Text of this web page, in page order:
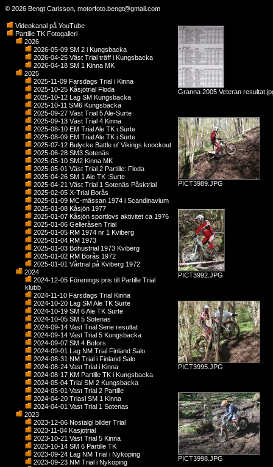
© 2026 Bengt Carlsson, motorfoto.bengt@gmail.com
Videokanal på YouTube
Partille TK Fotogalleri
2026
2026-05-09 SM 2 i Kungsbacka
2026-04-25 Väst Trial träff i Kungsbacka
2026-04-18 SM 1 Kinna MK
2025
2025-11-09 Farsdags Trial i Kinna
2025-10-25 Kåsjötrial Floda
2025-10-12 Lag SM Kungsbacka
2025-10-11 SM6 Kungsbacka
2025-09-27 Väst Trial 5 Ale-Surte
2025-09-13 Väst Trial 4 Kinna
2025-08-10 EM Trial Ale TK i Surte
2025-08-09 EM Trial Ale TK i Surte
2025-07-12 Bulycke Battle of Vikings knockout
2025-06-28 SM3 Sotenäs
2025-05-10 SM2 Kinna MK
2025-05-01 Väst Trial 2 Partille: Floda
2025-04-26 SM 1 Ale TK :Surte
2025-04-21 Väst Trial 1 Sotenäs Påsktrial
2025-02-05 X-Trial Borås
2025-01-09 MC-mässan 1974 i Scandinavium
2025-01-08 Kåsjön 1977
2025-01-07 Kåsjön sportlovs aktivitet ca 1976
2025-01-06 Gelleråsen Trial
2025-01-05 RM 1974 nr 1 Kviberg
2025-01-04 RM 1973
2025-01-03 Bohustrial 1973 Kviberg
2025-01-02 RM Borås 1972
2025-01-01 Vårtrial på Kviberg 1972
2024
2024-12-05 Förenings pris till Partille Trial
klubb
2024-11-10 Farsdags Trial Kinna
2024-10-20 Lag SM Ale TK Surte
2024-10-19 SM 6 Ale TK Surte
2024-10-05 SM 5 Sotenas
2024-09-14 Vast Trial Serie resultat
2024-09-14 Vast Trial 5 Kungsbacka
2024-09-07 SM 4 Bofors
2024-09-01 Lag NM Trial Finland Salo
2024-08-31 NM Trial i Finland Salo
2024-08-24 Vast Trial i Kinna
2024-08-17 KM Partille TK i Kungsbacka
2024-05-04 Trial SM 2 Kungsbacka
2024-05-01 Vast Trial 2 Partille
2024-04-20 Triasl SM 1 Kinna
2024-04-01 Vast Trial 1 Sotenas
2023
2023-12-06 Nostalgi bilder Trial
2023-11-04 Kasjotrial
2023-10-21 Vast Trial 5 Kinna
2023-10-14 SM 6 Partille TK
2023-09-24 Lag NM Trial i Nykoping
2023-09-23 NM Trial i Nykoping
Granna 2005 Veteran
PICT3989.JPG
PICT3992.JPG
PICT3995.JPG
PICT3998.JPG